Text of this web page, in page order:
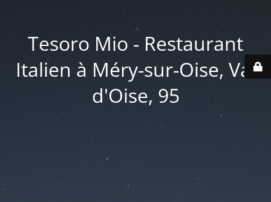
Tesoro Mio - Restaurant
Italien à Méry-sur-Oise, Val
d'Oise, 95